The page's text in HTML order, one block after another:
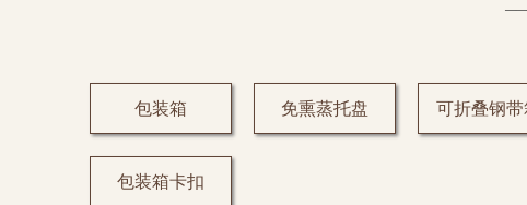
包装箱 免熏蒸托盘 可折叠钢带
包装箱卡扣